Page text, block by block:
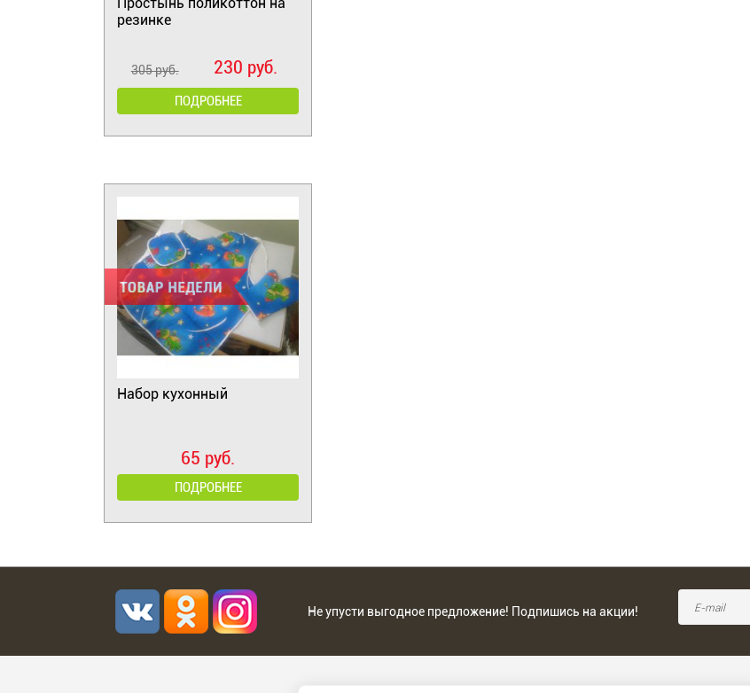
резинке
305 руб. 230 руб.
ПОДРОБНЕЕ
Набор кухонный
65 руб.
ПОДРОБНЕЕ
Не упусти выгодное предложение! Подпишись на акции!